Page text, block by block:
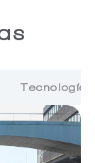
Tecnología